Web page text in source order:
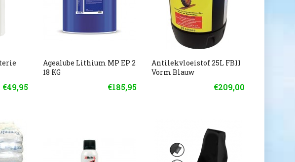
€49,95
Agealube Lithium MP EP 2
18 KG
€185,95
Antilekvloeistof 25L FB11
Vorm Blauw
€209,00